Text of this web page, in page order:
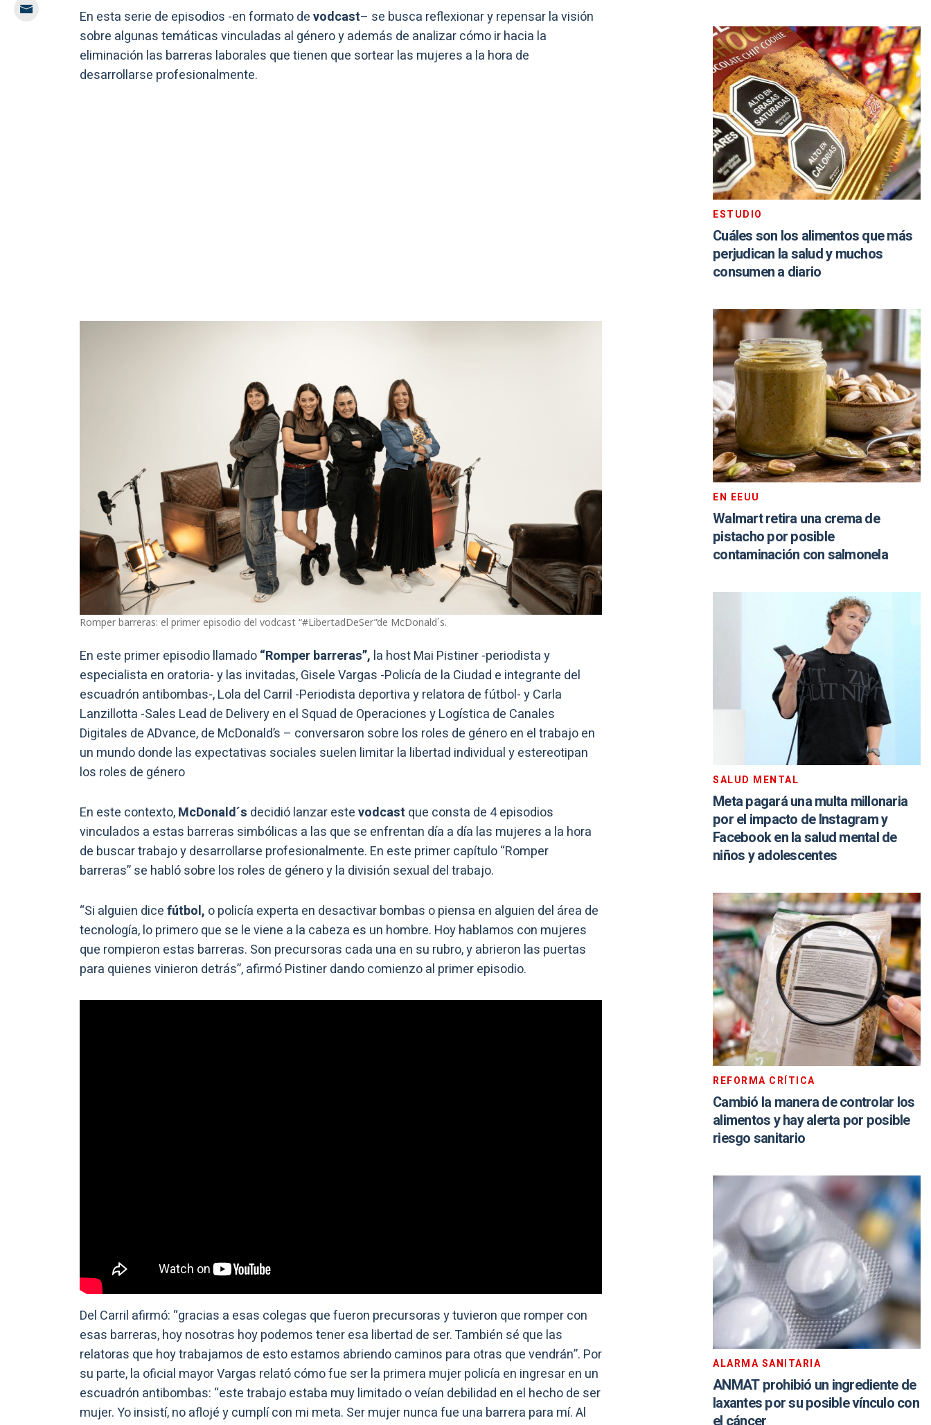
En esta serie de episodios -en formato devodcast– se busca reflexionar y repensar la visión
sobre algunas temáticas vinculadas al género y además de analizar cómo ir hacia la
eliminación las barreras laborales que tienen que sortear las mujeres a la hora de
desarrollarse profesionalmente.
Romper barreras: el primer episodio del vodcast “#LibertadDeSer”de McDonald´s.
En este primer episodio llamado“Romper barreras”, la host Mai Pistiner -periodista y
especialista en oratoria- y las invitadas, Gisele Vargas -Policía de la Ciudad e integrante del
escuadrón antibombas-, Lola del Carril -Periodista deportiva y relatora de fútbol- y Carla
Lanzillotta -Sales Lead de Delivery en el Squad de Operaciones y Logística de Canales
Digitales de ADvance, de McDonald’s – conversaron sobre los roles de género en el trabajo en
un mundo donde las expectativas sociales suelen limitar la libertad individual y estereotipan
los roles de género
En este contexto,McDonald´s decidió lanzar estevodcast que consta de 4 episodios
vinculados a estas barreras simbólicas a las que se enfrentan día a día las mujeres a la hora
de buscar trabajo y desarrollarse profesionalmente. En este primer capítulo “Romper
barreras” se habló sobre los roles de género y la división sexual del trabajo.
“Si alguien dicefútbol, o policía experta en desactivar bombas o piensa en alguien del área de
tecnología, lo primero que se le viene a la cabeza es un hombre. Hoy hablamos con mujeres
que rompieron estas barreras. Son precursoras cada una en su rubro, y abrieron las puertas
para quienes vinieron detrás”, afirmó Pistiner dando comienzo al primer episodio.
Del Carril afirmó: “gracias a esas colegas que fueron precursoras y tuvieron que romper con
esas barreras, hoy nosotras hoy podemos tener esa libertad de ser. También sé que las
relatoras que hoy trabajamos de esto estamos abriendo caminos para otras que vendrán”. Por
su parte, la oficial mayor Vargas relató cómo fue ser la primera mujer policía en ingresar en un
escuadrón antibombas: “este trabajo estaba muy limitado o veían debilidad en el hecho de ser
mujer. Yo insistí, no aflojé y cumplí con mi meta. Ser mujer nunca fue una barrera para mí. Al
ESTUDIO
Cuáles son los alimentos que más
perjudican la salud y muchos
consumen a diario
EN EEUU
Walmart retira una crema de
pistacho por posible
contaminación con salmonela
SALUD MENTAL
Meta pagará una multa millonaria
por el impacto de Instagram y
Facebook en la salud mental de
niños y adolescentes
REFORMA CRÍTICA
Cambió la manera de controlar los
alimentos y hay alerta por posible
riesgo sanitario
ALARMA SANITARIA
ANMAT prohibió un ingrediente de
laxantes por su posible vínculo con